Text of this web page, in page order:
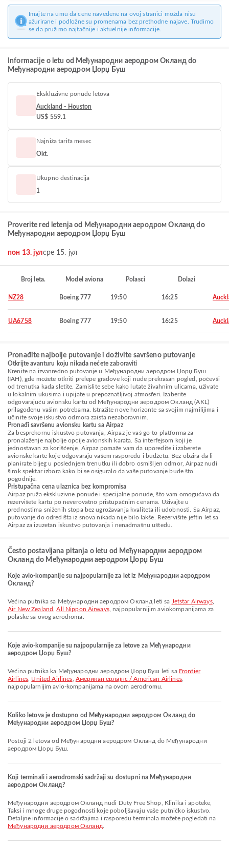
Imajte na umu da cene navedene na ovoj stranici možda nisu
ažurirane i podložne su promenama bez prethodne najave. Trudimo
se da pružimo najtačnije i aktuelnije informacije.
Informacije o letu od Међународни аеродром Окланд do
Међународни аеродром Џорџ Буш
Ekskluzivne ponude letova
Auckland - Houston
US$ 559.1
Najniža tarifa mesec
Okt.
Ukupno destinacija
1
Proverite red letenja od Међународни аеродром Окланд do
Међународни аеродром Џорџ Буш
пон 13. јулсре 15. јул
Broj leta. Model aviona Polasci Dolazi
NZ28 Boeing 777 19:50 16:25
UA6758 Boeing 777 19:50 16:25
Pronađite najbolje putovanje i doživite savršeno putovanje
Otkrijte avanturu koju nikada nećete zaboraviti
Krenite na izvanredno putovanje u Међународни аеродром Џорџ Буш
(IAH), gde možete otkriti prelepe gradove koji nude prekrasan pogled, počevši
od trenutka kada sletite. Zamislite sebe kako lutate živahnim ulicama, uživate
u lokalnim ukusima i upijate u prepoznatljivoj atmosferi. Izaberite
odgovarajuću avionsku kartu od Међународни аеродром Окланд (AKL)
prilagođenu vašim potrebama. Istražite nove horizonte sa svojim najmilijima i
učinite svoje iskustvo odmora zaista nezaboravnim.
Pronađi savršenu avionsku kartu sa Airpaz
Za besprekornu iskustvo putovanja, Airpaz je vaš go-to platforma za
pronalaženje najbolje opcije avionskih karata. Sa interfejsom koji je
jednostavan za korišćenje, Airpaz pomaže vam da uporedite i izaberete
avionske karte koje odgovaraju vašem rasporedu i budžetu. Bez obzira da li
planirate bijeg u poslednjem trenutku ili dobro osmišljen odmor, Airpaz nudi
širok spektar izbora kako bi se osiguralo da vaše putovanje bude što
pogodnije.
Pristupačna cena ulaznica bez kompromisa
Airpaz pruža ekskluzivne ponude i specijalne ponude, što vam omogućava da
rezervišete kartu po neverovatno pristupačnim cenama. Uživajte u
prednostima sniženih stopa bez ugrožavanja kvaliteta ili udobnosti. Sa Airpaz,
putovanje do odredišta iz snova nikada nije bilo lakše. Rezervišite jeftin let sa
Airpaz za izuzetan iskustvo putovanja i nenadmašnu uštedu.
Često postavljana pitanja o letu od Међународни аеродром
Окланд do Међународни аеродром Џорџ Буш
Koje avio-kompanije su najpopularnije za let iz Међународни аеродром
Окланд?
Većina putnika sa Међународни аеродром Окланд leti sa Jetstar Airways,
Air New Zealand
,All Nippon Airways, najpopularnijim aviokompanijama za
polaske sa ovog aerodroma.
Koje avio-kompanije su najpopularnije za letove za Међународни
аеродром Џорџ Буш?
Većina putnika ka Међународни аеродром Џорџ Буш leti sa Frontier
Airlines United Airlines Американ ерлајнс / American Airlines,
najpopularnijim avio-kompanijama na ovom aerodromu.
Koliko letova je dostupno od Међународни аеродром Окланд do
Међународни аеродром Џорџ Буш?
Postoji 2 letova od Међународни аеродром Окланд do Међународни
аеродром Џорџ Буш.
Koji terminali i aerodromski sadržaji su dostupni na Међународни
аеродром Окланд?
Међународни аеродром Окланд nudi Duty Free Shop, Klinika i apoteke,
Taksi i mnoge druge pogodnosti koje poboljšavaju vaše putničko iskustvo.
Detaljne informacije o sadržajima i rasporedu terminala možete pogledati na
Међународни аеродром Окланд